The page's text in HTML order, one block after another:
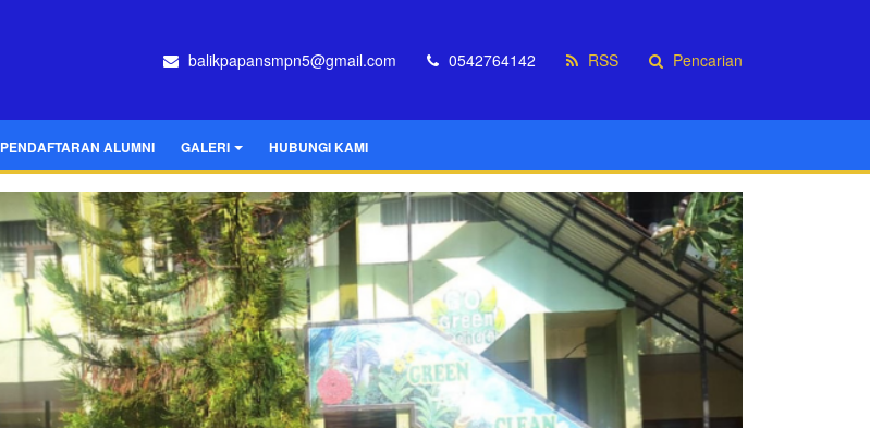
balikpapansmpn5@gmail.com 0542764142 RSS Pencarian
PENDAFTARAN ALUMNI GALERI HUBUNGI KAMI